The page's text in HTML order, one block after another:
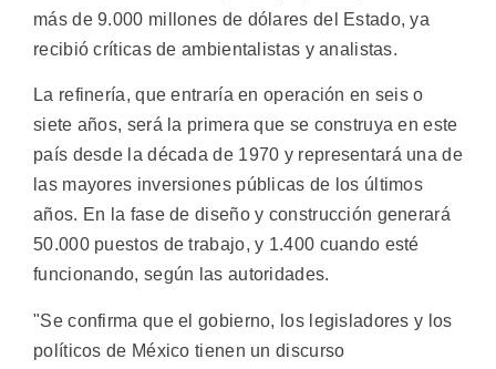
más de 9.000 millones de dólares del Estado, ya
recibió críticas de ambientalistas y analistas.
La refinería, que entraría en operación en seis o
siete años, será la primera que se construya en este
país desde la década de 1970 y representará una de
las mayores inversiones públicas de los últimos
años. En la fase de diseño y construcción generará
50.000 puestos de trabajo, y 1.400 cuando esté
funcionando, según las autoridades.
"Se confirma que el gobierno, los legisladores y los
políticos de México tienen un discurso